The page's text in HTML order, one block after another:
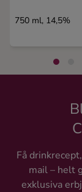
750 ml, 14,5%
Få
mail – helt
exklusiva